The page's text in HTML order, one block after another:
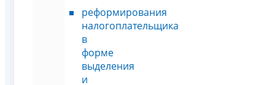
реформирования
налогоплательщика
в
форме
выделения
и